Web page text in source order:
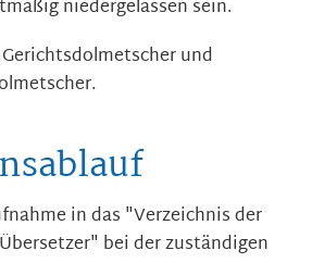
niedergelassen sein.
und
in das "Verzeichnis der
bei der zuständigen